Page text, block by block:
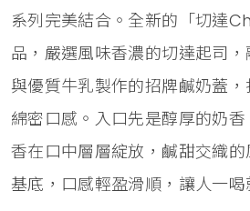
系列完美結合。全新的「切達
品，嚴選風味香濃的切達起司
與優質牛乳製作的招牌鹹奶蓋
綿密口感。入口先是醇厚的奶
香在口中層層綻放，鹹甜交織
基底，口感輕盈滑順，讓人一喝